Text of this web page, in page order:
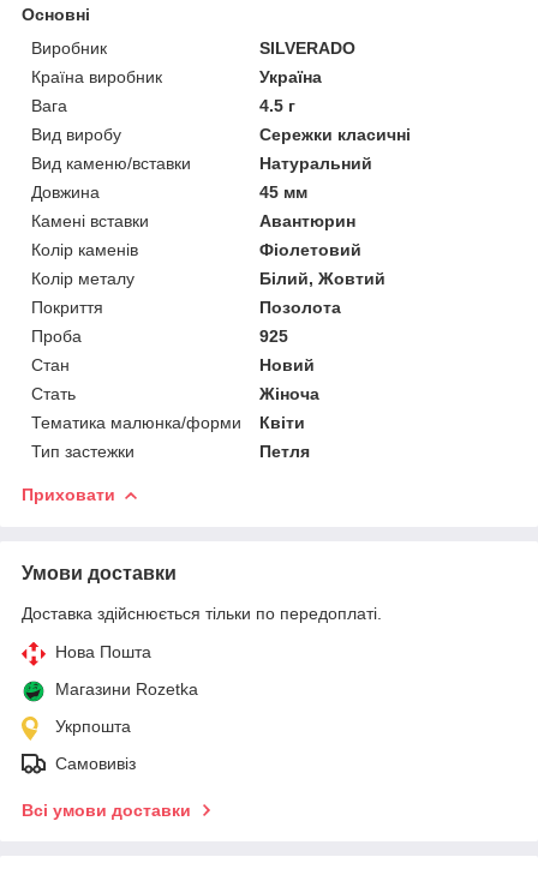
Основні
Виробник
SILVERADO
Країна виробник
Україна
Вага
4.5 г
Вид виробу
Сережки класичні
Вид каменю/вставки
Натуральний
Довжина
45 мм
Камені вставки
Авантюрин
Колір каменів
Фіолетовий
Колір металу
Білий, Жовтий
Покриття
Позолота
Проба
925
Стан
Новий
Стать
Жіноча
Тематика малюнка/форми
Квіти
Тип застежки
Петля
Приховати
Умови доставки
Доставка здійснюється тільки по передоплаті.
Нова Пошта
Магазини Rozetka
Укрпошта
Самовивіз
Всі умови доставки